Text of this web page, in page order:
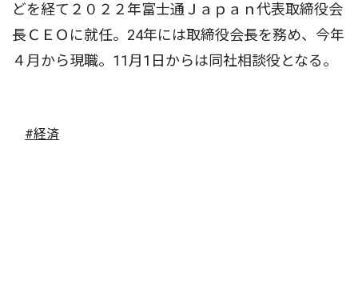
どを経て２０２２年富士通Ｊａｐａｎ代表取締役会
長ＣＥＯに就任。24年には取締役会長を務め、今年
４月から現職。11月1日からは同社相談役となる。
#経済